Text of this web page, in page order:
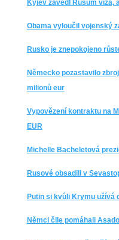
Kyjev zavedl Rusům víza,
Obama vyloučil vojenský
Rusko je znepokojeno
Německo pozastavilo
milionů eur
Vypovězení kontraktu na
EUR
Michelle Bacheletová
Rusové obsadili v
Putin si kvůli Krymu užívá
Němci čile pomáhali